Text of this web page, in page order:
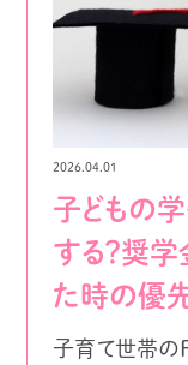
2026.04.01
子どもの
する？奨学
た時の優
子育て世帯の